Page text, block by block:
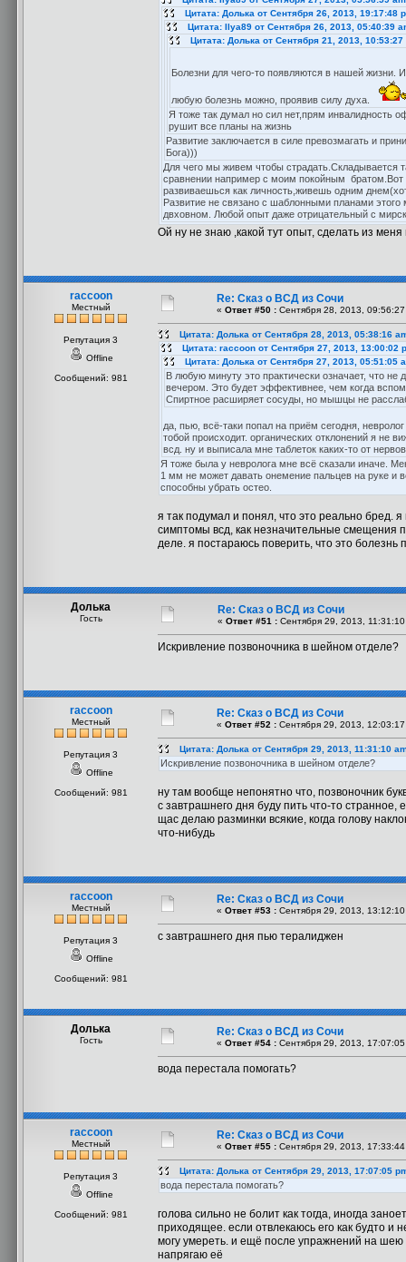
Цитата: Долька от Сентября 26, 2013, 19:17:48
Цитата: Ilya89 от Сентября 26, 2013, 05:40:39
Цитата: Долька от Сентября 21, 2013, 10:53:27
Болезни для чего-то появляются в нашей жизни.
любую болезнь можно, проявив силу духа.
Я тоже так думал но сил нет,прям инвалидность
рушит все планы на жизнь
Развитие заключается в силе превозмагать и
Бога)))
Для чего мы живем чтобы страдать.Складывается
сравнении например с моим покойным
развиваешься как личность,живешь одним
Развитие не связано с шаблонными планами этого
двховном. Любой опыт даже отрицательный с
Ой ну не знаю ,какой тут опыт, сделать из
raccoon
Местный
Репутация 3
Offline
Сообщений: 981
Re: Сказ о ВСД из Сочи
« Ответ #50 : Сентября 28, 2013,
Цитата: Долька от Сентября 28, 2013, 05:38:16
Цитата: raccoon от Сентября 27, 2013, 13:00:02
Цитата: Долька от Сентября 27, 2013, 05:51:05
В любую минуту это практически означает, что
вечером. Это будет эффективнее, чем когда
Спиртное расширяет сосуды, но мышцы не
да, пью, всё-таки попал на приём сегодня,
тобой происходит. органических отклонений я не
всд. ну и выписала мне таблеток каких-то от
Я тоже была у невролога мне всё сказали иначе.
1 мм не может давать онемение пальцев на руке и
способны убрать остео.
я так подумал и понял, что это реально бред.
симптомы всд, как незначительные смещения
деле. я постараюсь поверить, что это
Долька
Гость
Re: Сказ о ВСД из Сочи
« Ответ #51 : Сентября 29, 2013,
Искривление позвоночника в шейном отделе?
raccoon
Местный
Репутация 3
Offline
Сообщений: 981
Re: Сказ о ВСД из Сочи
« Ответ #52 : Сентября 29, 2013,
Цитата: Долька от Сентября 29, 2013, 11:31:10
Искривление позвоночника в шейном отделе?
ну там вообще непонятно что, позвоночник
с завтрашнего дня буду пить что-то
щас делаю разминки всякие, когда голову
что-нибудь
raccoon
Местный
Репутация 3
Offline
Сообщений: 981
Re: Сказ о ВСД из Сочи
« Ответ #53 : Сентября 29, 2013,
с завтрашнего дня пью тералиджен
Долька
Гость
Re: Сказ о ВСД из Сочи
« Ответ #54 : Сентября 29, 2013,
вода перестала помогать?
raccoon
Местный
Репутация 3
Offline
Сообщений: 981
Re: Сказ о ВСД из Сочи
« Ответ #55 : Сентября 29, 2013,
Цитата: Долька от Сентября 29, 2013, 17:07:05
вода перестала помогать?
голова сильно не болит как тогда, иногда
приходящее. если отвлекаюсь его как будто и
могу умереть. и ещё после упражнений на шею
напрягаю её